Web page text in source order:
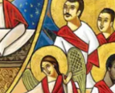
1000
Chapelet
Contact